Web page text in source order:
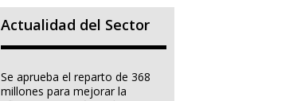
Actualidad del Sector
Se aprueba el reparto de 368
millones para mejorar la